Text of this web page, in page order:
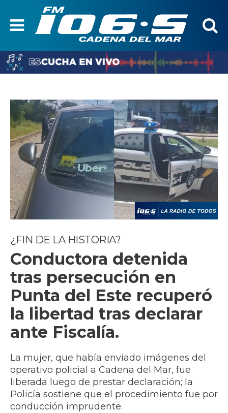
¿FIN DE LA HISTORIA?
Conductora detenida
tras persecución en
Punta del Este recuperó
la libertad tras declarar
ante Fiscalía.
La mujer, que había enviado imágenes del
operativo policial a Cadena del Mar, fue
liberada luego de prestar declaración; la
Policía sostiene que el procedimiento fue por
conducción imprudente.